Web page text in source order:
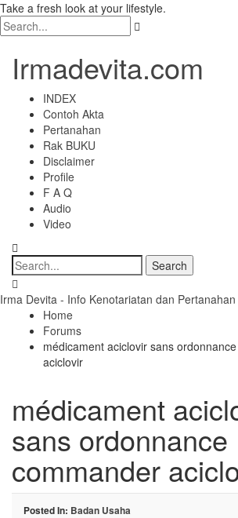
Take a fresh look at your lifestyle.
Irmadevita.com
INDEX
Contoh Akta
Pertanahan
Rak BUKU
Disclaimer
Profile
F A Q
Audio
Video
Irma Devita - Info Kenotariatan dan Pertanahan
Home
Forums
médicament aciclovir sans
aciclovir
médicament
sans ordonnance
commander
Posted In: Badan Usaha